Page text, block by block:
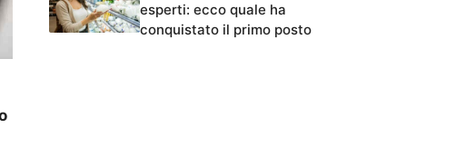
esperti: ecco quale ha
conquistato il primo posto